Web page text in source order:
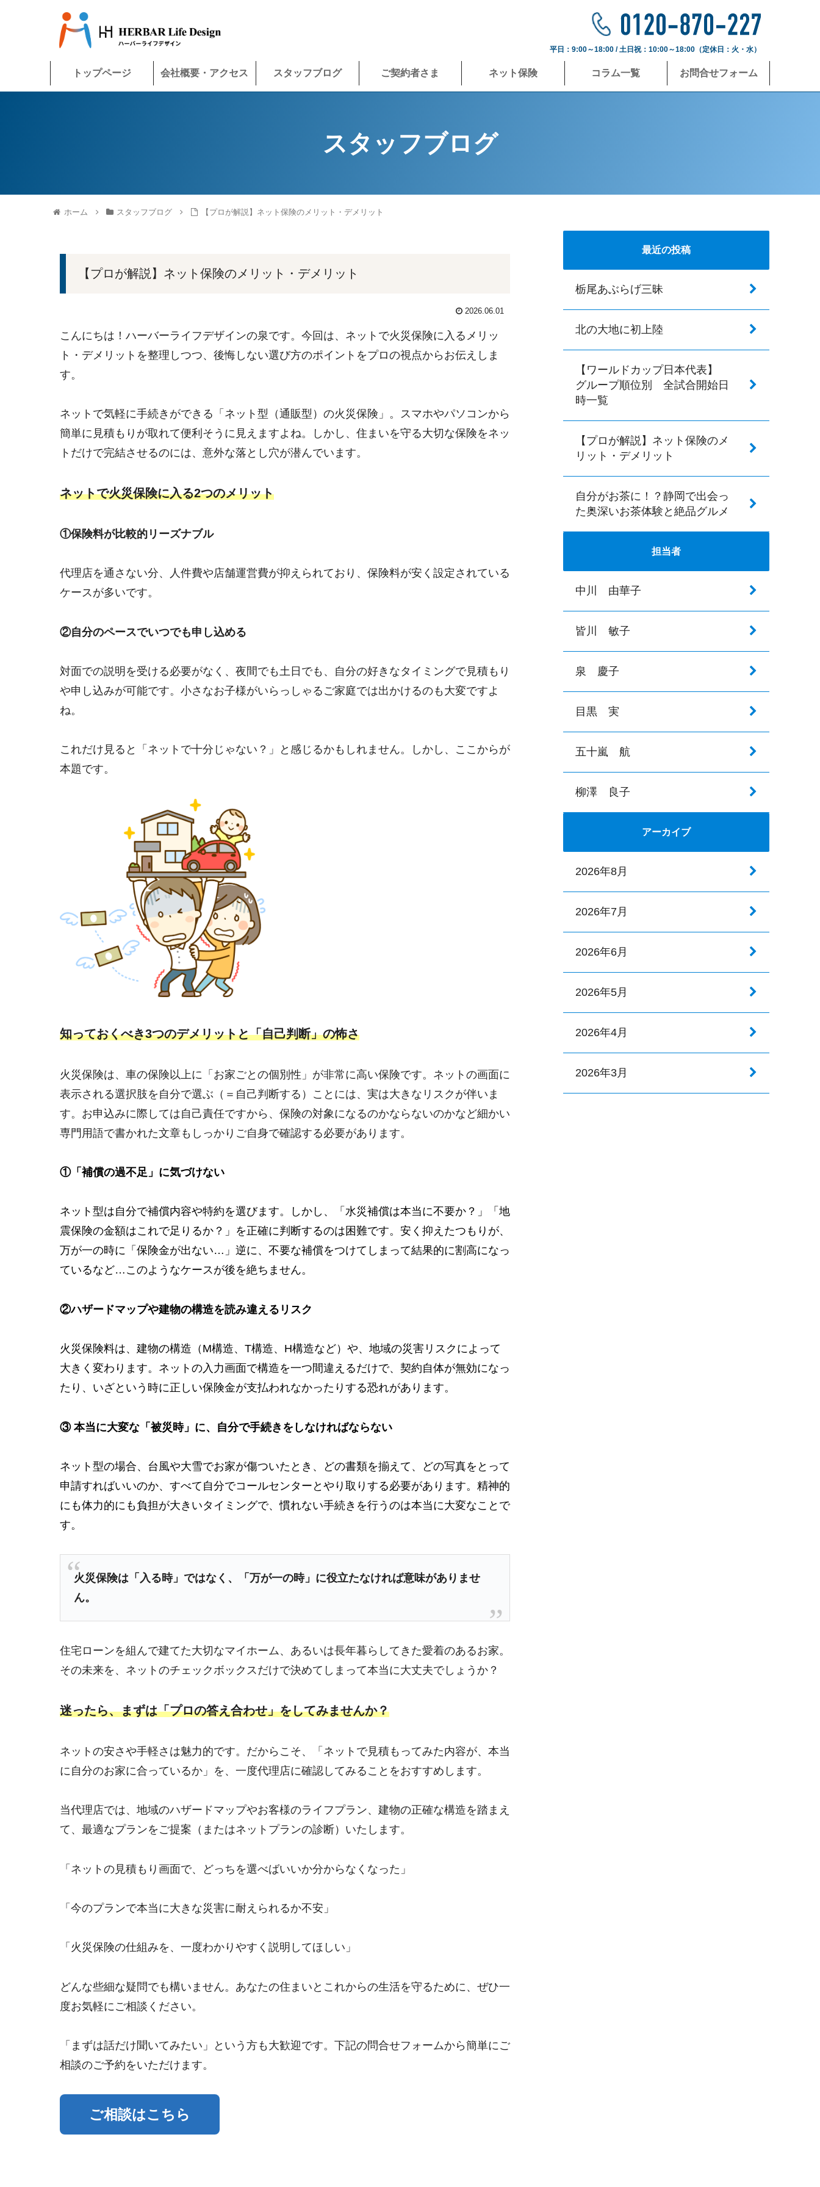
平日：9:00～18:00 / 土日祝：10:00～18:00（定休日：火・水）
トップページ 会社概要・アクセス スタッフブログ ご契約者さま ネット保険 コラム一覧 お問合せフォーム
スタッフブログ
ホーム スタッフブログ 【プロが解説】ネット保険のメリット・デメリット
【プロが解説】ネット保険のメリット・デメリット
2026.06.01
こんにちは！ハーバーライフデザインの泉です。今回は、ネットで火災保険に入るメリッ
ト・デメリットを整理しつつ、後悔しない選び方のポイントをプロの視点からお伝えしま
す。
ネットで気軽に手続きができる「ネット型（通販型）の火災保険」。スマホやパソコンから
簡単に見積もりが取れて便利そうに見えますよね。しかし、住まいを守る大切な保険をネッ
トだけで完結させるのには、意外な落とし穴が潜んでいます。
ネットで火災保険に入る2つのメリット
①保険料が比較的リーズナブル
代理店を通さない分、人件費や店舗運営費が抑えられており、保険料が安く設定されている
ケースが多いです。
②自分のペースでいつでも申し込める
対面での説明を受ける必要がなく、夜間でも土日でも、自分の好きなタイミングで見積もり
や申し込みが可能です。小さなお子様がいらっしゃるご家庭では出かけるのも大変ですよ
ね。
これだけ見ると「ネットで十分じゃない？」と感じるかもしれません。しかし、ここからが
本題です。
知っておくべき3つのデメリットと「自己判断」の怖さ
火災保険は、車の保険以上に「お家ごとの個別性」が非常に高い保険です。ネットの画面に
表示される選択肢を自分で選ぶ（＝自己判断する）ことには、実は大きなリスクが伴いま
す。お申込みに際しては自己責任ですから、保険の対象になるのかならないのかなど細かい
専門用語で書かれた文章もしっかりご自身で確認する必要があります。
①「補償の過不足」に気づけない
ネット型は自分で補償内容や特約を選びます。しかし、「水災補償は本当に不要か？」「地
震保険の金額はこれで足りるか？」を正確に判断するのは困難です。 安く抑えたつもりが、
万が一の時に「保険金が出ない…」 逆に、不要な補償をつけてしまって結果的に割高になっ
ているなど… このようなケースが後を絶ちません。
②ハザードマップや建物の構造を読み違えるリスク
火災保険料は、建物の構造（M構造、T構造、H構造など）や、地域の災害リスクによって
大きく変わります。ネットの入力画面で構造を一つ間違えるだけで、契約自体が無効になっ
たり、いざという時に正しい保険金が支払われなかったりする恐れがあります。
③ 本当に大変な「被災時」に、自分で手続きをしなければならない
ネット型の場合、台風や大雪でお家が傷ついたとき、どの書類を揃えて、どの写真をとって
申請すればいいのか、すべて自分でコールセンターとやり取りする必要があります。精神的
にも体力的にも負担が大きいタイミングで、慣れない手続きを行うのは本当に大変なことで
す。
火災保険は「入る時」ではなく、「万が一の時」に役立たなければ意味がありませ
ん。
住宅ローンを組んで建てた大切なマイホーム、あるいは長年暮らしてきた愛着のあるお家。
その未来を、ネットのチェックボックスだけで決めてしまって本当に大丈夫でしょうか？
迷ったら、まずは「プロの答え合わせ」をしてみませんか？
ネットの安さや手軽さは魅力的です。だからこそ、「ネットで見積もってみた内容が、本当
に自分のお家に合っているか」を、一度代理店に確認してみることをおすすめします。
当代理店では、地域のハザードマップやお客様のライフプラン、建物の正確な構造を踏まえ
て、最適なプランをご提案（またはネットプランの診断）いたします。
「ネットの見積もり画面で、どっちを選べばいいか分からなくなった」
「今のプランで本当に大きな災害に耐えられるか不安」
「火災保険の仕組みを、一度わかりやすく説明してほしい」
どんな些細な疑問でも構いません。あなたの住まいとこれからの生活を守るために、ぜひ一
度お気軽にご相談ください。
「まずは話だけ聞いてみたい」という方も大歓迎です。下記の問合せフォームから簡単にご
相談のご予約をいただけます。
ご相談はこちら
最近の投稿
栃尾あぶらげ三昧
北の大地に初上陸
【ワールドカップ日本代表】
グループ順位別 全試合開始日
時一覧
【プロが解説】ネット保険のメ
リット・デメリット
自分がお茶に！？静岡で出会っ
た奥深いお茶体験と絶品グルメ
担当者
中川 由華子
皆川 敏子
泉 慶子
目黒 実
五十嵐 航
柳澤 良子
アーカイブ
2026年8月
2026年7月
2026年6月
2026年5月
2026年4月
2026年3月